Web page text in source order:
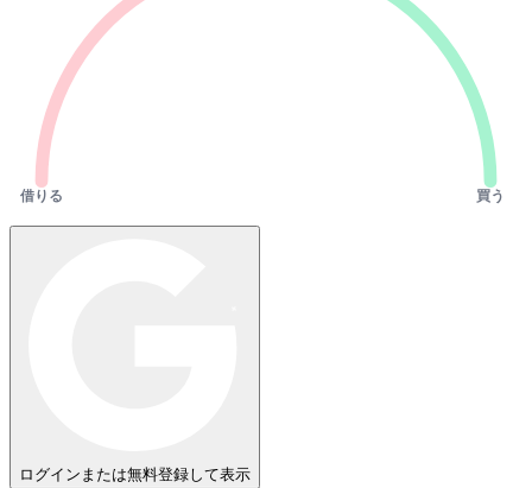
借りる 買う
ログインまたは無料登録して表示